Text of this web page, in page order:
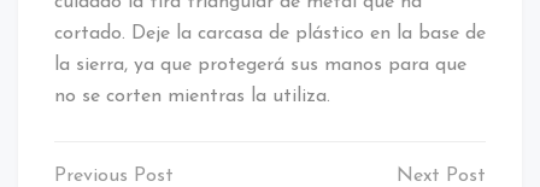
cortado. Deje la carcasa de plástico en la base de
la sierra, ya que protegerá sus manos para que
no se corten mientras la utiliza.
Navegación